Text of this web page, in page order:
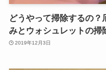
どうやって掃除するの
みとウォシュレットの掃
2019年12月3日